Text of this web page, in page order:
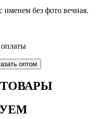
именем без фото вечная.
оплаты
оптом